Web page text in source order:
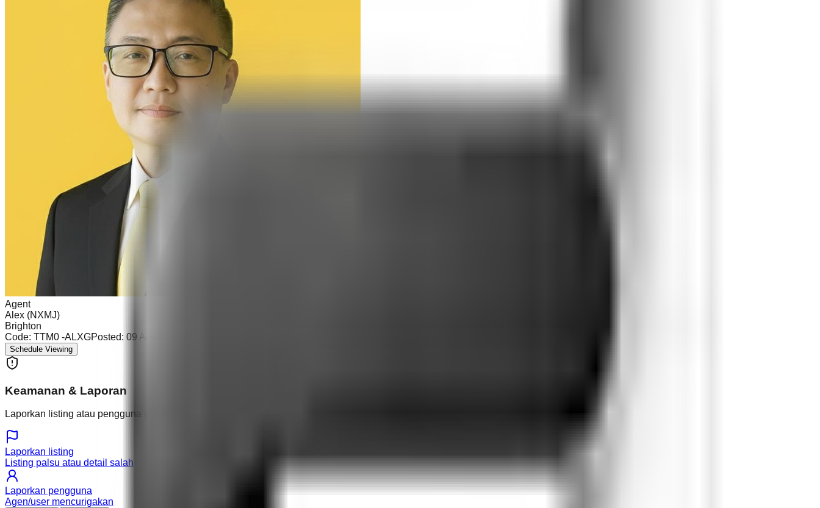
Agent
Alex (NXMJ)
Brighton
Code: TTM0 -ALXGPosted: 09 Apr 2026
Schedule Viewing
Keamanan & Laporan
Laporkan listing atau pengguna yang mencurigakan.
Laporkan listing
Listing palsu atau detail salah
Laporkan pengguna
Agen/user mencurigakan